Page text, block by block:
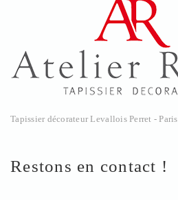
Tapissier décorateur Levallois Perret - Paris
Restons en contact !